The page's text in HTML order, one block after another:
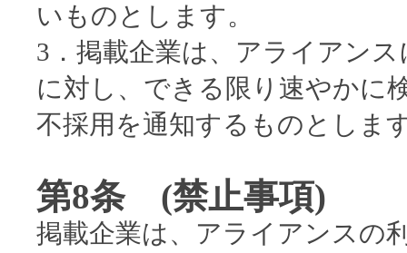
いものとします。
3．掲載企業は、アライアン
に対し、できる限り速やかに
不採用を通知するものとしま
第8条 (禁止事項)
掲載企業は、アライアンスの